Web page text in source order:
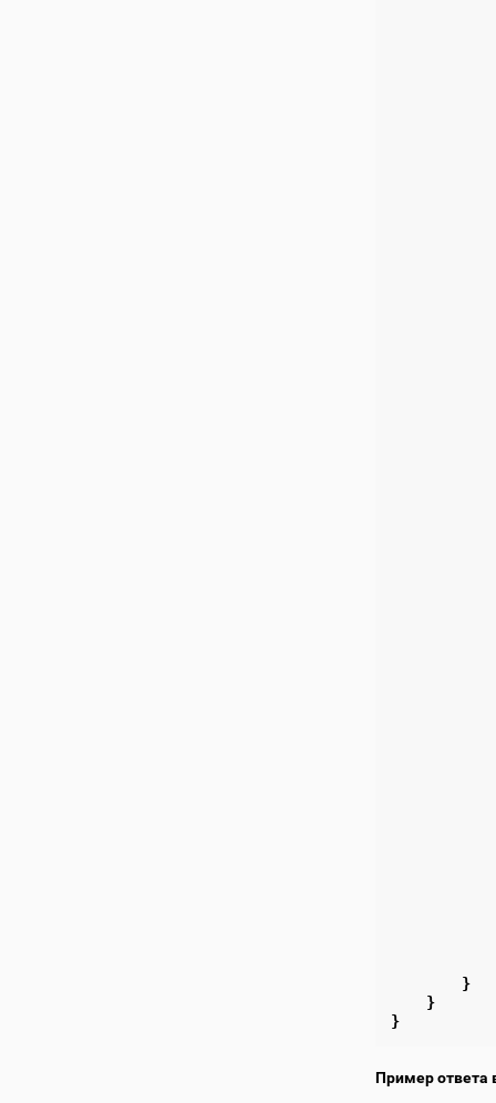
}
}
}
Пример ответа